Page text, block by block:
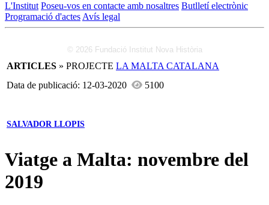
L'Institut Poseu-vos en contacte amb nosaltres Butlletí electrònic
Programació d'actes Avís legal
© 2026 Fundació Institut Nova Història
ARTICLES » PROJECTE LA MALTA CATALANA
Data de publicació: 12-03-2020
5100
SALVADOR LLOPIS
Viatge a Malta: novembre del
2019